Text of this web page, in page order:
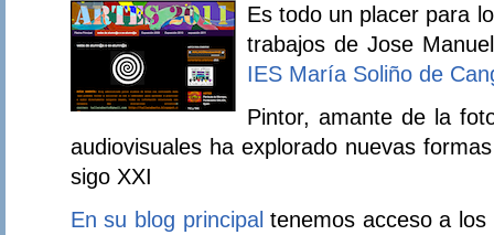
Es todo un placer para
trabajos de Jose
IES María Soliño de
Pintor, amante de la
audiovisuales ha explorado nuevas
sigo XXI
En su blog principal tenemos acceso a